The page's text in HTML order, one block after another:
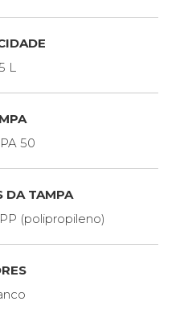
L
50
DA TAMPA
(polipropileno)